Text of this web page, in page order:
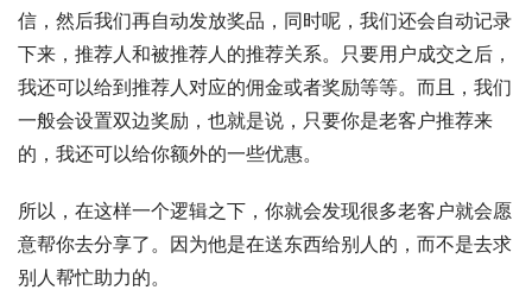
信，然后我们再自动发放奖品，同时呢，我们还会自动记录
下来，推荐人和被推荐人的推荐关系。只要用户成交之后，
我还可以给到推荐人对应的佣金或者奖励等等。而且，我们
一般会设置双边奖励，也就是说，只要你是老客户推荐来
的，我还可以给你额外的一些优惠。
所以，在这样一个逻辑之下，你就会发现很多老客户就会愿
意帮你去分享了。因为他是在送东西给别人的，而不是去求
别人帮忙助力的。